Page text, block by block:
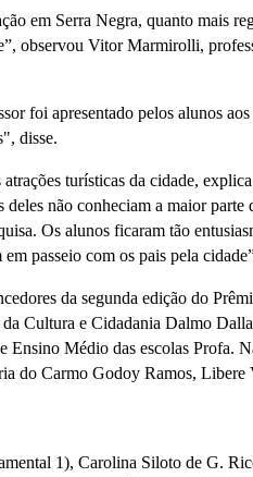
em Serra Negra, quanto mais
observou Vitor Marmirolli,
foi apresentado pelos alunos
disse.
turísticas da cidade, explica
não conheciam a maior parte
Os alunos ficaram tão
passeio com os pais pela
da segunda edição do
da Cultura e Cidadania Dalmo
Ensino Médio das escolas Profa.
do Carmo Godoy Ramos, Libere
1), Carolina Siloto de G.